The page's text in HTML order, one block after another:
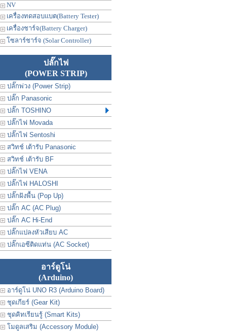
NV
เครื่องทดสอบแบต(Battery Tester)
เครื่องชาร์จ(Battery Charger)
โซลาร์ชาร์จ (Solar Controller)
ปลั๊กไฟ
(POWER STRIP)
ปลั๊กพ่วง (Power Strip)
ปลั๊ก Panasonic
ปลั๊ก TOSHINO
ปลั๊กไฟ Movada
ปลั๊กไฟ Sentoshi
สวิทช์ เต้ารับ Panasonic
สวิทช์ เต้ารับ BF
ปลั๊กไฟ VENA
ปลั๊กไฟ HALOSHI
ปลั๊กฝังพื้น (Pop Up)
ปลั๊ก AC (AC Plug)
ปลั๊ก AC Hi-End
ปลั๊กแปลงหัวเสียบ AC
ปลั๊กเอซีติดแท่น (AC Socket)
อาร์ดูโน่
(Arduino)
อาร์ดูโน่ UNO R3 (Arduino Board)
ชุดเกียร์ (Gear Kit)
ชุดคิทเรียนรู้ (Smart Kits)
โมดูลเสริม (Accessory Module)